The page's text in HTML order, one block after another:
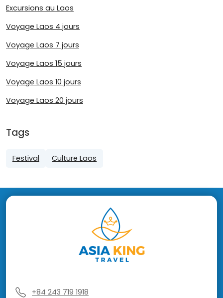
Excursions au Laos
Voyage Laos 4 jours
Voyage Laos 7 jours
Voyage Laos 15 jours
Voyage Laos 10 jours
Voyage Laos 20 jours
Tags
Festival Culture Laos
+84 243 719 1918